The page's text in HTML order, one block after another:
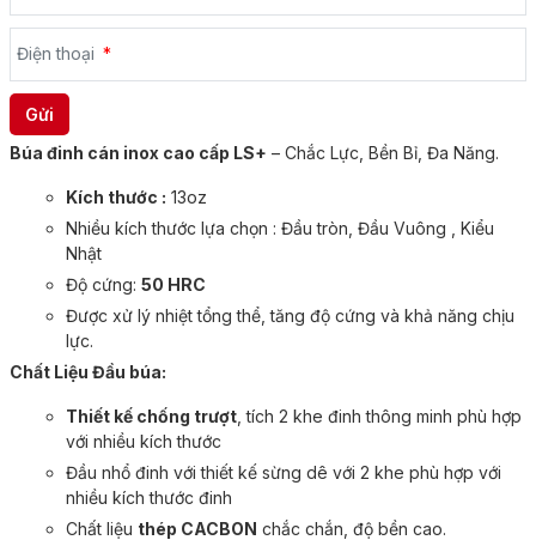
Điện thoại
Búa đinh cán inox cao cấp LS+ – Chắc Lực, Bền Bỉ, Đa Năng.
Kích thước : 13oz
Nhiều kích thước lựa chọn : Đầu tròn, Đầu Vuông , Kiểu
Nhật
Độ cứng: 50 HRC
Được xử lý nhiệt tổng thể, tăng độ cứng và khả năng chịu
lực.
Chất Liệu Đầu búa:
Thiết kế chống trượt , tích 2 khe đinh thông minh phù hợp
với nhiều kích thước
Đầu nhổ đinh với thiết kế sừng dê với 2 khe phù hợp với
nhiều kích thước đinh
Chất liệu thép CACBON chắc chắn, độ bền cao.